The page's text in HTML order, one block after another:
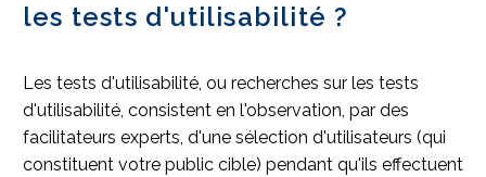
les tests d'utilisabilité ?
Les tests d'utilisabilité, ou recherches sur les tests
d'utilisabilité, consistent en l'observation, par des
facilitateurs experts, d'une sélection d'utilisateurs (qui
constituent votre public cible) pendant qu'ils effectuent